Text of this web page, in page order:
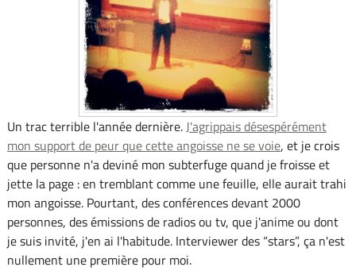
Un trac terrible l'année dernière.J'agrippais désespérément
mon support de peur que cette angoisse ne se voie, et je crois
que personne n'a deviné mon subterfuge quand je froisse et
jette la page : en tremblant comme une feuille, elle aurait trahi
mon angoisse. Pourtant, des conférences devant 2000
personnes, des émissions de radios ou tv, que j'anime ou dont
je suis invité, j'en ai l'habitude. Interviewer des “stars”, ça n'est
nullement une première pour moi.